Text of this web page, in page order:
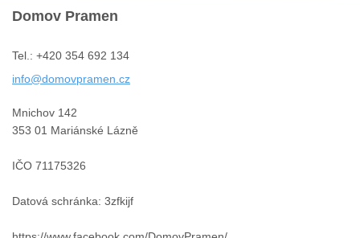
Domov Pramen
Tel.: +420 354 692 134
info@domovpramen .cz
Mnichov 142
353 01 Mariánské Lázně
IČO 71175326
Datová schránka: 3zfkijf